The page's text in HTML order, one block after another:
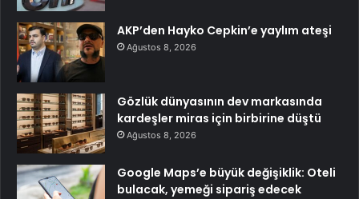
AKP’den Hayko Cepkin’e yaylım ateşi
Ağustos 8, 2026
Gözlük dünyasının dev markasında
kardeşler miras için birbirine düştü
Ağustos 8, 2026
Google Maps’e büyük değişiklik: Oteli
bulacak, yemeği sipariş edecek